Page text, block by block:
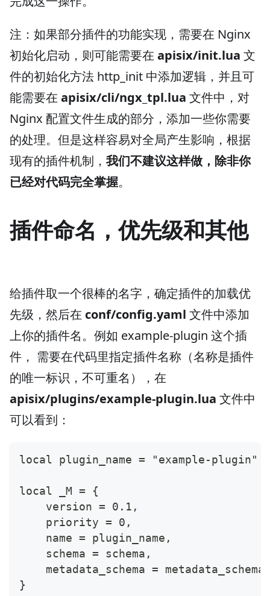
注：如果部分插件的功能实现，需要在 Nginx
初始化启动，则可能需要在apisix/init.lua 文
件的初始化方法 http_init 中添加逻辑，并且可
能需要在apisix/cli/ngx_tpl.lua 文件中，对
Nginx 配置文件生成的部分，添加一些你需要
的处理。但是这样容易对全局产生影响，根据
现有的插件机制， 我们不建议这样做，除非你
已经对代码完全掌握。
插件命名，优先级和其他
给插件取一个很棒的名字，确定插件的加载优
先级，然后在 conf/config.yaml 文件中添加
上你的插件名。例如 example-plugin 这个插
件， 需要在代码里指定插件名称（名称是插件
的唯一标识，不可重名），在
apisix/plugins/example-plugin.lua 文件中
可以看到：
local plugin_name = "example-plugin"
local _M = {
    version = 0.1,
    priority = 0,
    name = plugin_name,
    schema = schema,
metadata_schema =
}